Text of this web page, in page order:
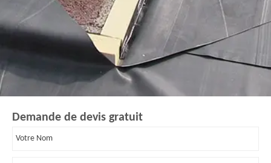
Demande de devis gratuit